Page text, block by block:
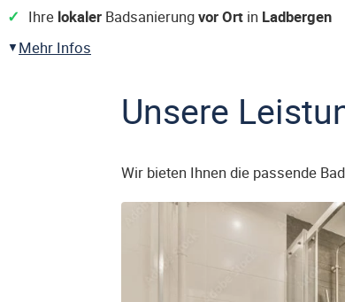
Ihre lokaler Badsanierungvor Ort in Ladbergen
Mehr Infos
Unsere
Wir bieten Ihnen die passende